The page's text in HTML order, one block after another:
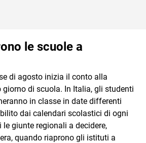
le scuole a
di agosto inizia il conto alla
giorno di scuola. In Italia, gli studenti
in classe in date differenti
dai calendari scolastici di ogni
giunte regionali a decidere,
quando riaprono gli istituti a